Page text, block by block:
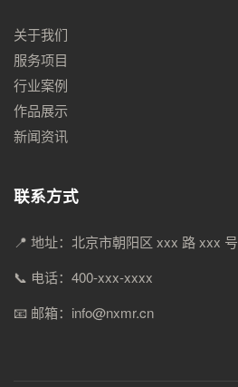
关于我们
服务项目
行业案例
作品展示
新闻资讯
联系方式
📍 地址：北京市朝阳区 xxx 路 xxx 号
📞 电话：400-xxx-xxxx
📧 邮箱：info@nxmr.cn